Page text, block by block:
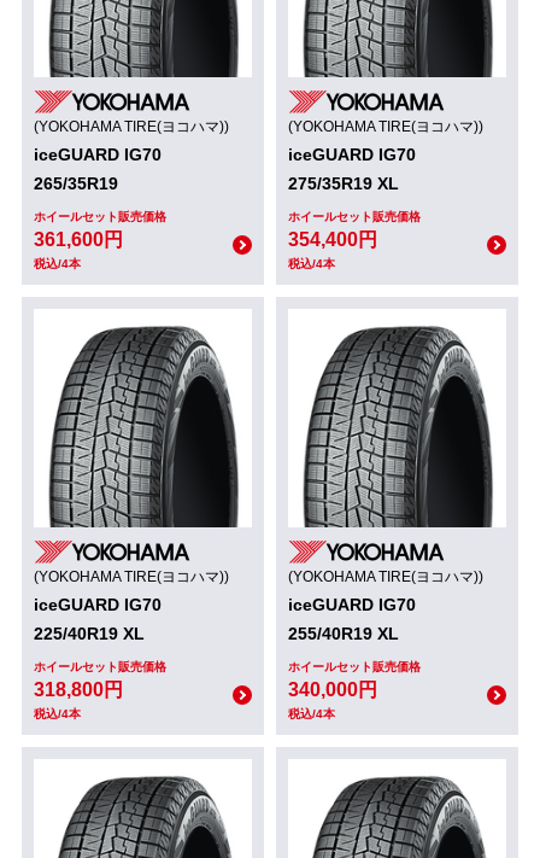
(YOKOHAMA TIRE(ヨコハマ))
iceGUARD IG70
265/35R19
ホイールセット販売価格
361,600円
税込/4本
(YOKOHAMA TIRE(ヨコハマ))
iceGUARD IG70
275/35R19 XL
ホイールセット販売価格
354,400円
税込/4本
(YOKOHAMA TIRE(ヨコハマ))
iceGUARD IG70
225/40R19 XL
ホイールセット販売価格
318,800円
税込/4本
(YOKOHAMA TIRE(ヨコハマ))
iceGUARD IG70
255/40R19 XL
ホイールセット販売価格
340,000円
税込/4本